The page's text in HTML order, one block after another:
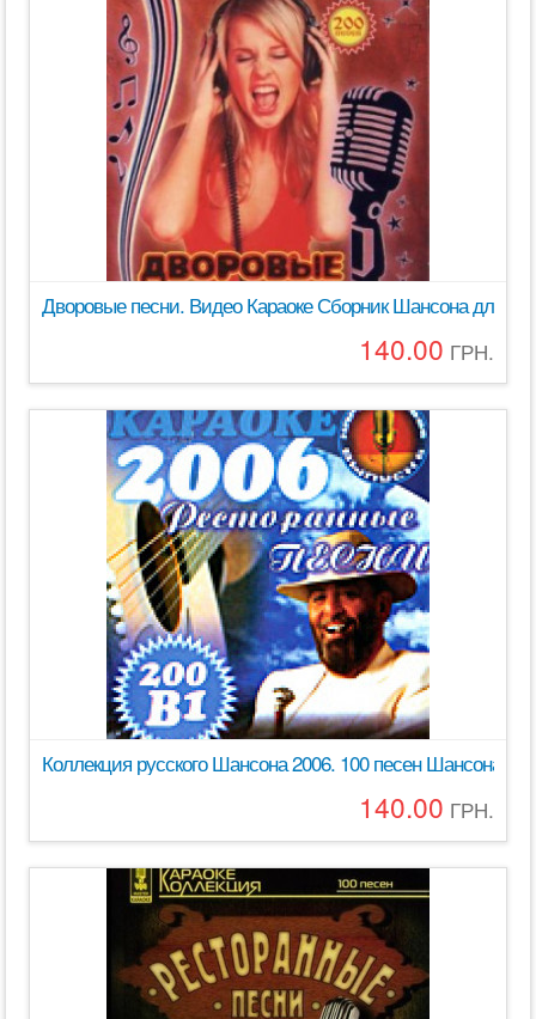
Дворовые песни. Видео Караоке Сборник Шансона для
140.00 ГРН.
Коллекция русского Шансона 2006. 100 песен Шансона
140.00 ГРН.